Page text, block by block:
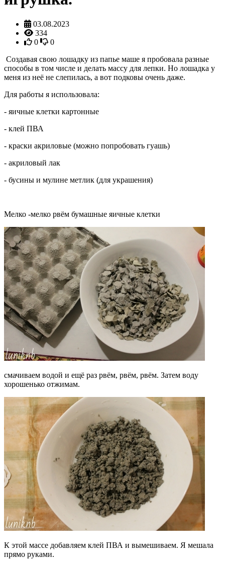
03.08.2023
334
0
0
Создавая свою лошадку из папье маше я пробовала разные
способы в том числе и делать массу для лепки. Но лошадка у
меня из неё не слепилась, а вот подковы очень даже.
Для работы я использовала:
- яичные клетки картонные
- клей ПВА
- краски акриловые (можно попробовать гуашь)
- акриловый лак
- бусины и мулине метлик (для украшения)
Мелко -мелко рвём бумашные яичные клетки
смачиваем водой и ещё раз рвём, рвём, рвём. Затем воду
хорошенько отжимам.
К этой массе добавляем клей ПВА и вымешиваем. Я мешала
прямо руками.